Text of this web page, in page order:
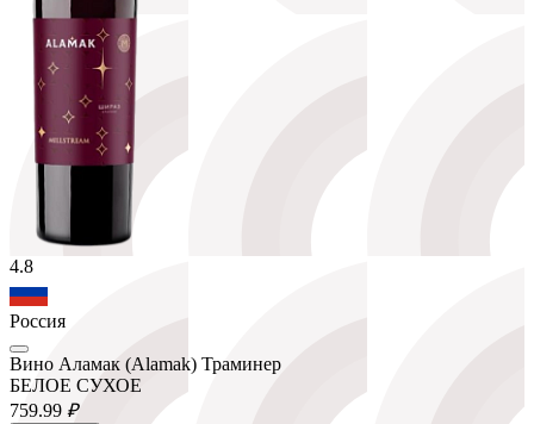
4.8
Россия
Вино Аламак (Alamak) Траминер
БЕЛОЕ СУХОЕ
759.99 ₽